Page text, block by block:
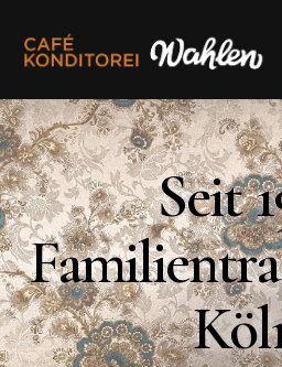
Seit